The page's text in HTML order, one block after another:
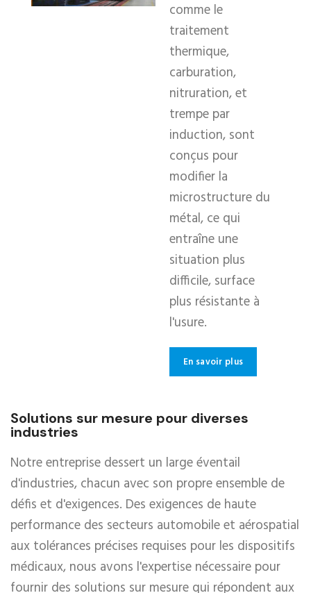
comme le
traitement
thermique,
carburation,
nitruration, et
trempe par
induction, sont
conçus pour
modifier la
microstructure du
métal, ce qui
entraîne une
situation plus
difficile, surface
plus résistante à
l'usure.
En savoir plus
Solutions sur mesure pour diverses
industries
Notre entreprise dessert un large éventail
d'industries, chacun avec son propre ensemble de
défis et d'exigences. Des exigences de haute
performance des secteurs automobile et aérospatial
aux tolérances précises requises pour les dispositifs
médicaux, nous avons l'expertise nécessaire pour
fournir des solutions sur mesure qui répondent aux